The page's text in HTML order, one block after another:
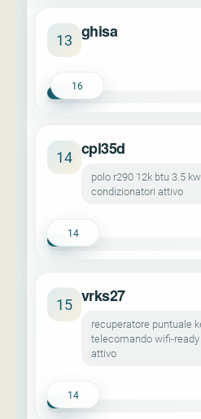
13 ghisa
16
14 cpl35d
polo r290 12k btu 3.5
condizionatori attivo
14
15 vrks27
recuperatore puntuale
telecomando wifi-
attivo
14